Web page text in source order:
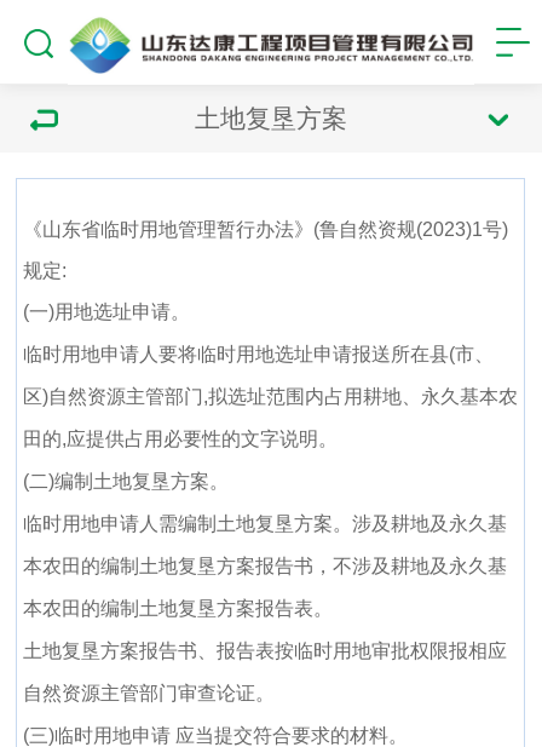
土地复垦方案
《山东省临时用地管理暂行办法》(鲁自然资规(2023)1号)
规定:
(一)用地选址申请。
临时用地申请人要将临时用地选址申请报送所在县(市、
区)自然资源主管部门,拟选址范围内占用耕地、永久基本农
田的,应提供占用必要性的文字说明。
(二)编制土地复垦方案。
临时用地申请人需编制土地复垦方案。涉及耕地及永久基
本农田的编制土地复垦方案报告书，不涉及耕地及永久基
本农田的编制土地复垦方案报告表。
土地复垦方案报告书、报告表按临时用地审批权限报相应
自然资源主管部门审查论证。
(三)临时用地申请 应当提交符合要求的材料。